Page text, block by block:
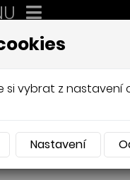
ŠITÍ, DÁMSKÉ
si vybrat z nastavení
Nastavení